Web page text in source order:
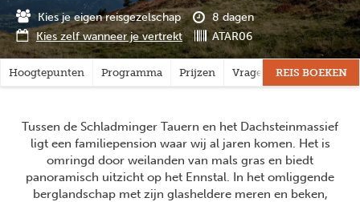
Kies je eigen reisgezelschap
8 dagen
Kies zelf wanneer je vertrekt
ATAR06
Hoogtepunten Programma Prijzen Vragen? REIS BOEKEN
Tussen de Schladminger Tauern en het Dachsteinmassief
ligt een familiepension waar wij al jaren komen. Het is
omringd door weilanden van mals gras en biedt
panoramisch uitzicht op het Ennstal. In het omliggende
berglandschap met zijn glasheldere meren en beken,